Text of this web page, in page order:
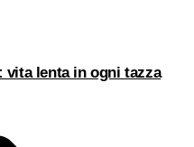
vita lenta in ogni tazza